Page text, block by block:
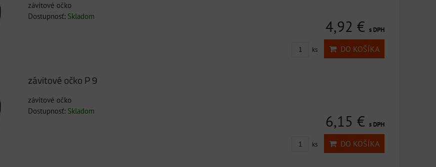
závitové očko
Dostupnosť: Skladom
4,92 € s DPH
ks DO KOŠÍKA
závitové očko P 9
závitové očko
Dostupnosť: Skladom
6,15 € s DPH
ks DO KOŠÍKA